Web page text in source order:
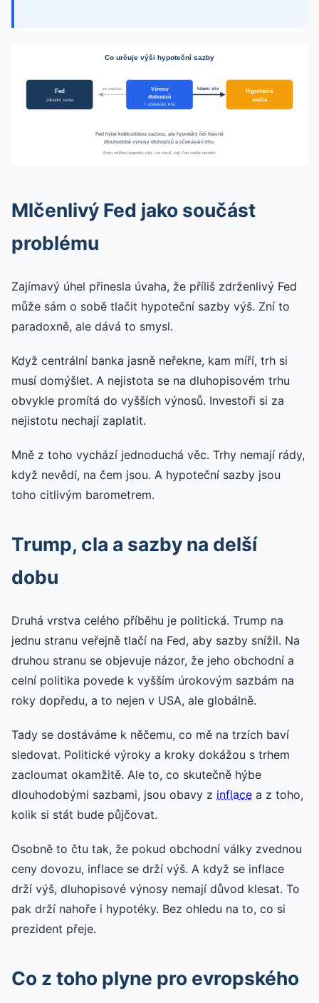
Co určuje výši hypoteční sazby
Fed
základní sazba
Výnosy
dluhopisů
+ očekávání trhu
Hypoteční
sazba
jen nepřímo hlavní vliv
Fed hýbe krátkodobou sazbou, ale hypotéky řídí hlavně
dlouhodobé výnosy dluhopisů a očekávání trhu.
Proto můžou hypotéky růst i ve chvíli, kdy Fed sazby nemění.
Mlčenlivý Fed jako součást
problému
Zajímavý úhel přinesla úvaha, že příliš zdrženlivý Fed
může sám o sobě tlačit hypoteční sazby výš. Zní to
paradoxně, ale dává to smysl.
Když centrální banka jasně neřekne, kam míří, trh si
musí domýšlet. A nejistota se na dluhopisovém trhu
obvykle promítá do vyšších výnosů. Investoři si za
nejistotu nechají zaplatit.
Mně z toho vychází jednoduchá věc. Trhy nemají rády,
když nevědí, na čem jsou. A hypoteční sazby jsou
toho citlivým barometrem.
Trump, cla a sazby na delší
dobu
Druhá vrstva celého příběhu je politická. Trump na
jednu stranu veřejně tlačí na Fed, aby sazby snížil. Na
druhou stranu se objevuje názor, že jeho obchodní a
celní politika povede k vyšším úrokovým sazbám na
roky dopředu, a to nejen v USA, ale globálně.
Tady se dostáváme k něčemu, co mě na trzích baví
sledovat. Politické výroky a kroky dokážou s trhem
zacloumat okamžitě. Ale to, co skutečně hýbe
dlouhodobými sazbami, jsou obavy z inflace a z toho,
kolik si stát bude půjčovat.
Osobně to čtu tak, že pokud obchodní války zvednou
ceny dovozu, inflace se drží výš. A když se inflace
drží výš, dluhopisové výnosy nemají důvod klesat. To
pak drží nahoře i hypotéky. Bez ohledu na to, co si
prezident přeje.
Co z toho plyne pro evropského